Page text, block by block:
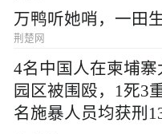
万鸭听她哨，一田
荆楚网
4名中国人在柬埔寨
园区被围殴，1死3
名施暴人员均获刑